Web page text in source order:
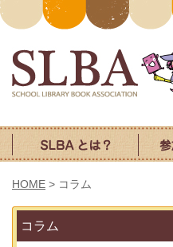
HOME > コラム
コラム